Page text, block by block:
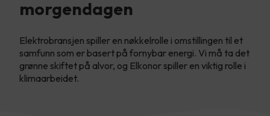
morgendagen
Elektrobransjen spiller en nøkkelrolle i omstillingen til et
samfunn som er basert på fornybar energi. Vi må ta det
grønne skiftet på alvor, og Elkonor spiller en viktig rolle i
klimaarbeidet.